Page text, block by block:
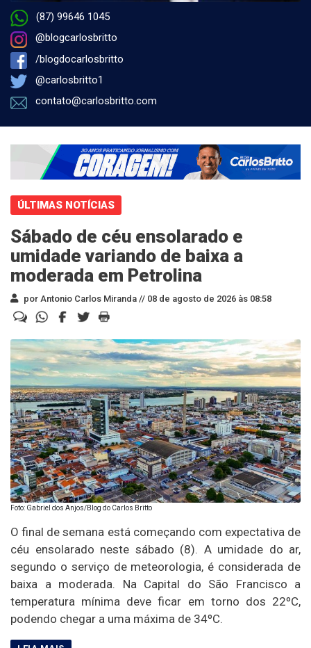
(87) 99646 1045
@blogcarlosbritto
/blogdocarlosbritto
@carlosbritto1
contato@carlosbritto.com
ÚLTIMAS NOTÍCIAS
Sábado de céu ensolarado e
umidade variando de baixa a
moderada em Petrolina
por Antonio Carlos Miranda // 08 de agosto de 2026 às 08:58
Foto: Gabriel dos Anjos/Blog do Carlos Britto
O final de semana está começando com expectativa de
céu ensolarado neste sábado (8). A umidade do ar,
segundo o serviço de meteorologia, é considerada de
baixa a moderada. Na Capital do São Francisco a
temperatura mínima deve ficar em torno dos 22ºC,
podendo chegar a uma máxima de 34ºC.